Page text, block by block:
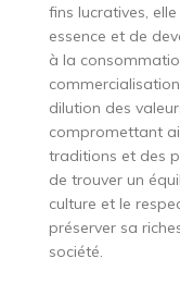
fins lucratives,
essence et de
à la
dilution des
compromettant
traditions et des
de trouver un
culture et le
préserver sa
société.